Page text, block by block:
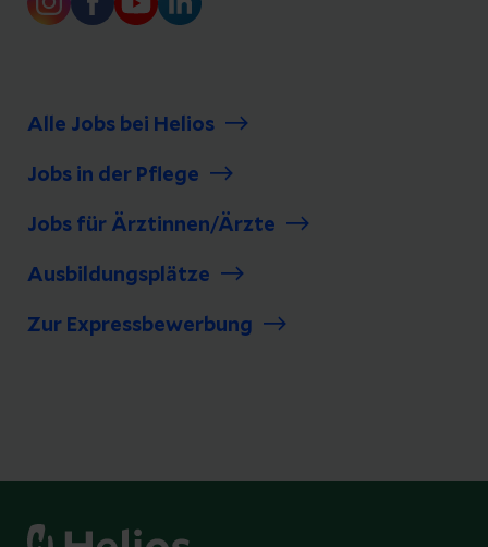
Alle Jobs bei Helios
Jobs in der Pflege
Jobs für Ärztinnen/Ärzte
Ausbildungsplätze
Zur Expressbewerbung